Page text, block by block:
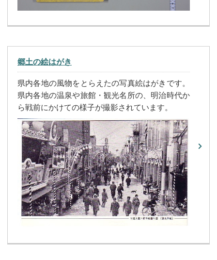
郷土の絵はがき
県内各地の風物をとらえたの写真絵はがきです。
県内各地の温泉や旅館・観光名所の、明治時代か
ら戦前にかけての様子が撮影されています。